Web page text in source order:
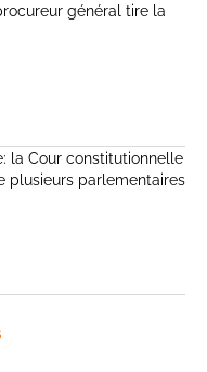
général tire la
la Cour constitutionnelle
plusieurs parlementaires